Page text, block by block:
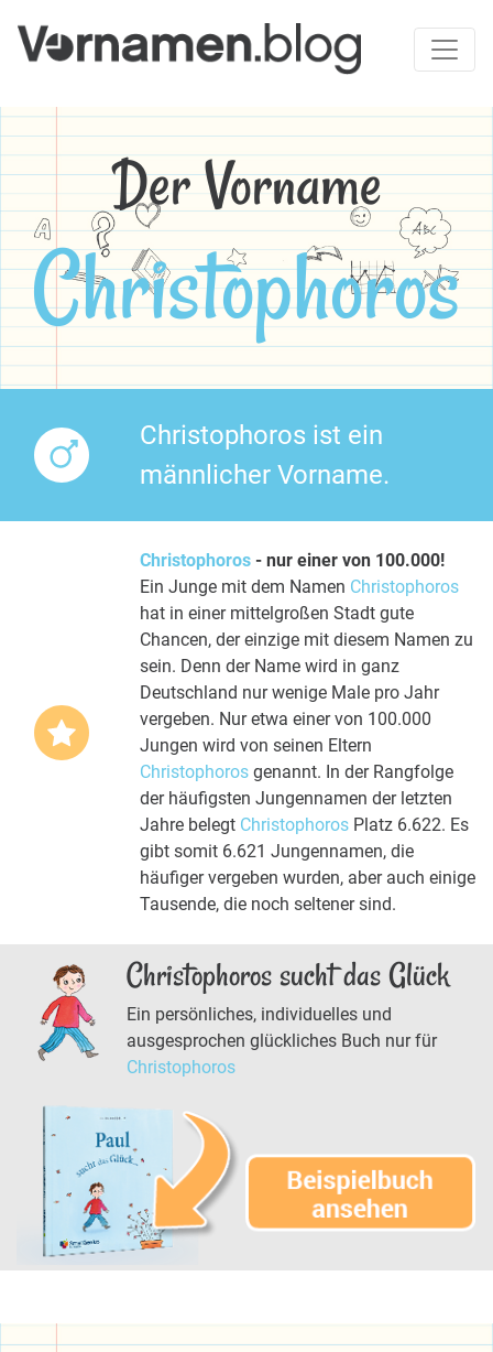
Der Vorname
Christophoros
Christophoros ist ein
männlicher Vorname.
Christophoros - nur einer von 100.000!
Ein Junge mit dem Namen Christophoros
hat in einer mittelgroßen Stadt gute
Chancen, der einzige mit diesem Namen zu
sein. Denn der Name wird in ganz
Deutschland nur wenige Male pro Jahr
vergeben. Nur etwa einer von 100.000
Jungen wird von seinen Eltern
Christophoros genannt. In der Rangfolge
der häufigsten Jungennamen der letzten
Jahre belegt Christophoros Platz 6.622. Es
gibt somit 6.621 Jungennamen, die
häufiger vergeben wurden, aber auch einige
Tausende, die noch seltener sind.
Christophoros sucht das Glück
Ein persönliches, individuelles und
ausgesprochen glückliches Buch nur für
Christophoros